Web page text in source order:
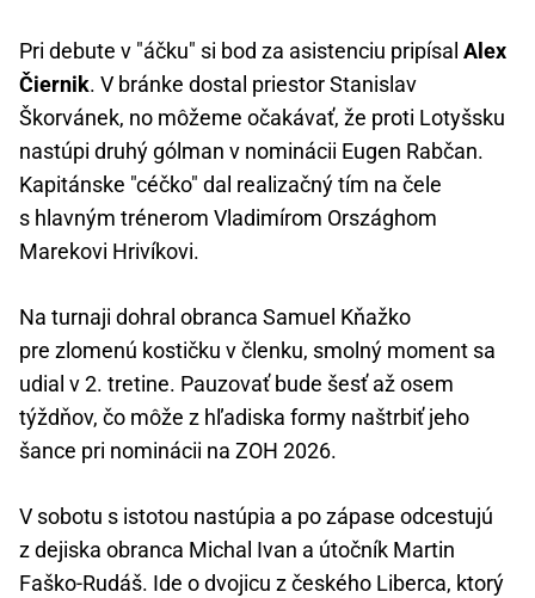
Pri debute v "áčku" si bod za asistenciu pripísal Alex
Čiernik. V bránke dostal priestor Stanislav
Škorvánek, no môžeme očakávať, že proti Lotyšsku
nastúpi druhý gólman v nominácii Eugen Rabčan.
Kapitánske "céčko" dal realizačný tím na čele
s hlavným trénerom Vladimírom Országhom
Marekovi Hrivíkovi.
Na turnaji dohral obranca Samuel Kňažko
pre zlomenú kostičku v členku, smolný moment sa
udial v 2. tretine. Pauzovať bude šesť až osem
týždňov, čo môže z hľadiska formy naštrbiť jeho
šance pri nominácii na ZOH 2026.
V sobotu s istotou nastúpia a po zápase odcestujú
z dejiska obranca Michal Ivan a útočník Martin
Faško-Rudáš. Ide o dvojicu z českého Liberca, ktorý